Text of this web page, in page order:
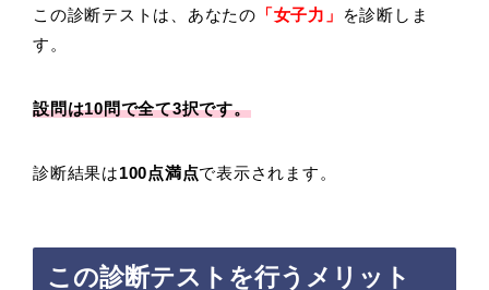
この診断テストは、あなたの 「女子力」
を診断しま
す。
設問は10問で全て3択です。
診断結果は100点満点で表示されます。
この診断テストを行うメリット